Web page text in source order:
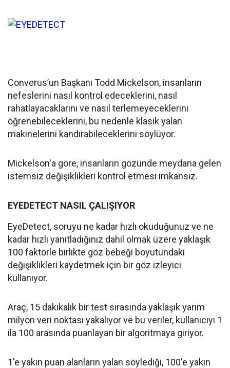
Converus’un Başkanı Todd Mickelson, insanların
nefeslerini nasıl kontrol edeceklerini, nasıl
rahatlayacaklarını ve nasıl terlemeyeceklerini
öğrenebileceklerini, bu nedenle klasik yalan
makinelerini kandırabileceklerini söylüyor.
Mickelson'a göre, insanların gözünde meydana gelen
istemsiz değişiklikleri kontrol etmesi imkansız.
EYEDETECT NASIL ÇALIŞIYOR
EyeDetect, soruyu ne kadar hızlı okuduğunuz ve ne
kadar hızlı yanıtladığınız dahil olmak üzere yaklaşık
100 faktörle birlikte göz bebeği boyutundaki
değişiklikleri kaydetmek için bir göz izleyici
kullanıyor.
Araç, 15 dakikalık bir test sırasında yaklaşık yarım
milyon veri noktası yakalıyor ve bu veriler, kullanıcıyı 1
ila 100 arasında puanlayan bir algoritmaya giriyor.
1'e yakın puan alanların yalan söylediği, 100'e yakın